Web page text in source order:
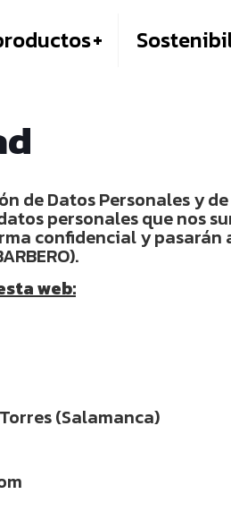
de Datos Personales y
personales que nos
confidencial y
web:
(Salamanca)